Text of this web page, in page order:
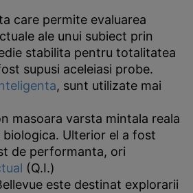
care permite evaluarea
ale unui subiect prin
stabilita pentru totalitatea
supusi aceleiasi probe.
, sunt utilizate mai
masoara varsta mintala reala
Ulterior el a fost
de performanta, ori
(Q.I.)
este destinat explorarii